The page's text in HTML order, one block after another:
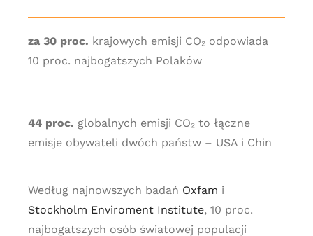
za 30 proc. krajowych emisji CO₂ odpowiada
10 proc. najbogatszych Polaków
44 proc. globalnych emisji CO₂ to łączne
emisje obywateli dwóch państw – USA i Chin
Według najnowszych badań Oxfam i
Stockholm Enviroment Institute, 10 proc.
najbogatszych osób światowej populacji